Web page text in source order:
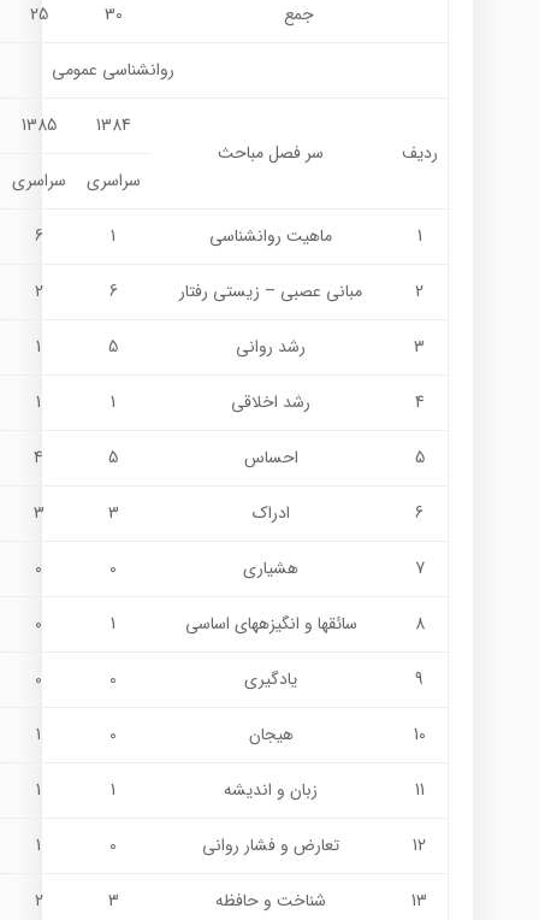
جمع 30
25
روانشناسي عمومي
ردیف سر فصل مباحث
1384
1385
سراسری سراسری
1 ماهیت روانشناسی 1
6
2 مبانی عصبی – زیستی رفتار 6
2
3 رشد روانی 5
1
4 رشد اخلاقي 1
1
5 احساس 5
4
6 ادراك 3
3
7 هشياري 0
0
8 سائقها و انگیزههاي اساسی 1
0
9 يادگيري 0
0
10 هيجان 0
1
11 زبان و انديشه 1
1
12 تعارض و فشار رواني 0
1
13 شناخت و حافظه 3
2